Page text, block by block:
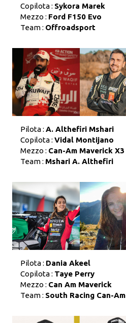
Copilota : Sykora Marek
Mezzo : Ford F150 Evo
Team : Offroadsport
Pilota : A. Althefiri Mshari
Copilota : Vidal Montijano
Mezzo : Can-Am Maverick X3
Team : Mshari A. Althefiri
Pilota : Dania Akeel
Copilota : Taye Perry
Mezzo : Can Am Maverick
Team : South Racing Can-Am